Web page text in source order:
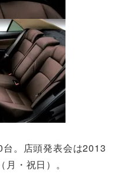
。店頭発表会は2013
・祝日）。